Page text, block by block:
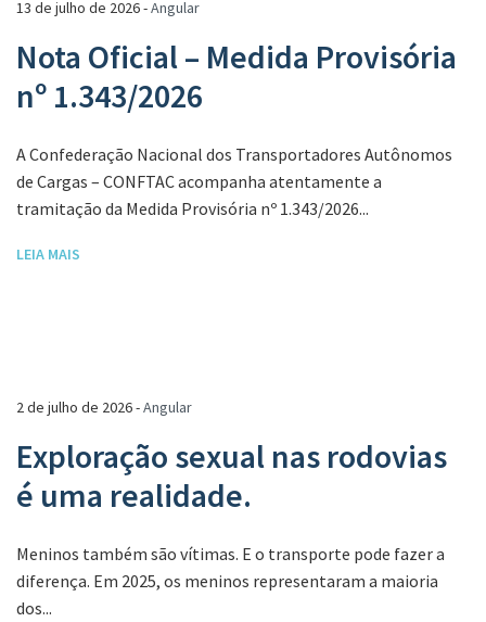
13 de julho de 2026 -Angular
Nota Oficial – Medida Provisória
nº 1.343/2026
A Confederação Nacional dos Transportadores Autônomos
de Cargas – CONFTAC acompanha atentamente a
tramitação da Medida Provisória nº 1.343/2026...
LEIA MAIS
2 de julho de 2026 -Angular
Exploração sexual nas rodovias
é uma realidade.
Meninos também são vítimas. E o transporte pode fazer a
diferença. Em 2025, os meninos representaram a maioria
dos...